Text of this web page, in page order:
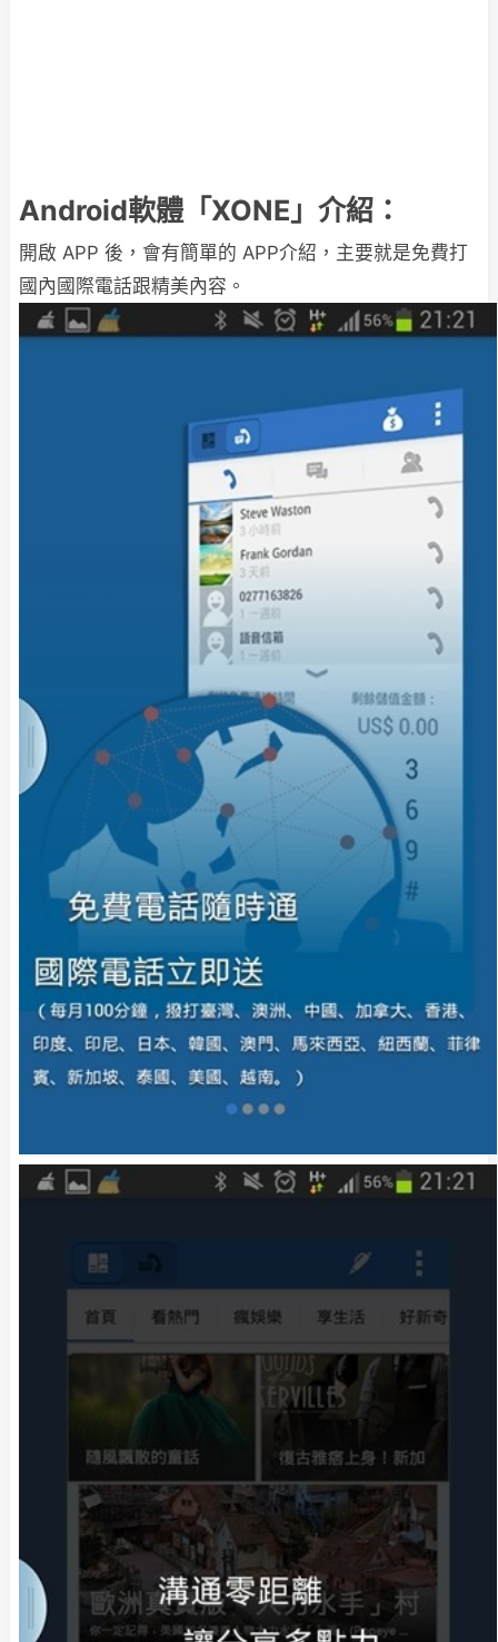
Android軟體「XONE」介紹：
開啟 APP 後，會有簡單的 APP介紹，主要就是免費打
國內國際電話跟精美內容。